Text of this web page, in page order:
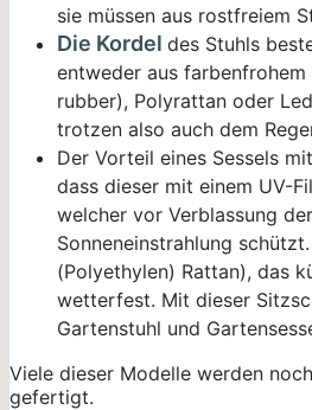
sie müssen aus rostfreiem
Die Kordel des Stuhls
entweder aus farbenfrohem
rubber), Polyrattan oder
trotzen also auch dem
Der Vorteil eines Sessels
dass dieser mit einem UV-
welcher vor Verblassung
Sonneneinstrahlung
(Polyethylen) Rattan), das
wetterfest. Mit dieser
Gartenstuhl und
Viele dieser Modelle werden
gefertigt.